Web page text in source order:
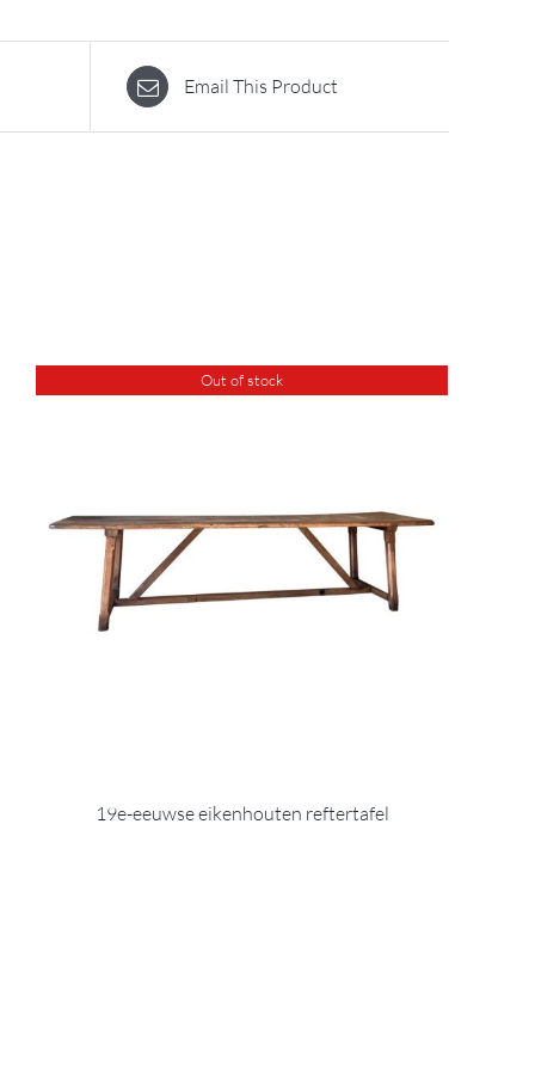
Email This Product
Out of stock
19e-eeuwse eikenhouten reftertafel